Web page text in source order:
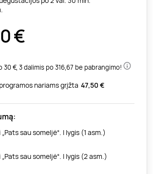
€
30 €, 3 dalimis po 316,67 be pabrangimo!
nariams grįžta 47,50 €
sau someljė“. I lygis (1 asm.)
sau someljė“. I lygis (2 asm.)